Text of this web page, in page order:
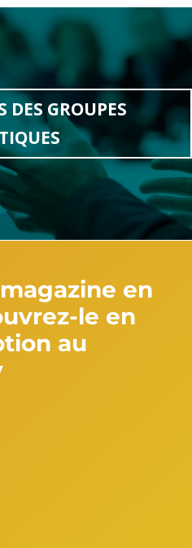
DES GROUPES
en
le en
au